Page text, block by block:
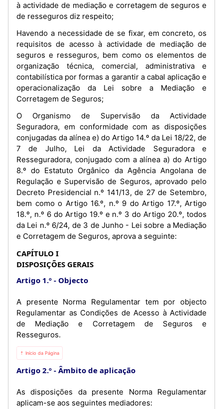
à actividade de mediação e corretagem de seguros e
de resseguros diz respeito;
Havendo a necessidade de se fixar, em concreto, os
requisitos de acesso à actividade de mediação de
seguros e resseguros, bem como os elementos de
organização técnica, comercial, administrativa e
contabilística por formas a garantir a cabal aplicação e
operacionalização da Lei sobre a Mediação e
Corretagem de Seguros;
O Organismo de Supervisão da Actividade
Seguradora, em conformidade com as disposições
conjugadas da alínea e) do Artigo 14.º da Lei 18/22, de
7 de Julho, Lei da Actividade Seguradora e
Resseguradora, conjugado com a alínea a) do Artigo
8.º do Estatuto Orgânico da Agência Angolana de
Regulação e Supervisão de Seguros, aprovado pelo
Decreto Presidencial n.º 141/13, de 27 de Setembro,
bem como o Artigo 16.º, n.º 9 do Artigo 17.º, Artigo
18.º, n.º 6 do Artigo 19.º e n.º 3 do Artigo 20.º, todos
da Lei n.º 6/24, de 3 de Junho - Lei sobre a Mediação
e Corretagem de Seguros, aprova a seguinte:
CAPÍTULO I
DISPOSIÇÕES GERAIS
Artigo 1.º
Objecto
A presente Norma Regulamentar tem por objecto
Regulamentar as Condições de Acesso à Actividade
de Mediação e Corretagem de Seguros e
Resseguros.
⇡ Início da Página
Artigo 2.º Âmbito de aplicação
As disposições da presente Norma Regulamentar
aplicam-se aos seguintes mediadores: